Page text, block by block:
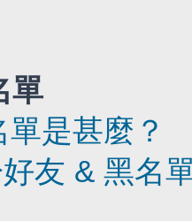
單
是甚麼？
友 & 黑名